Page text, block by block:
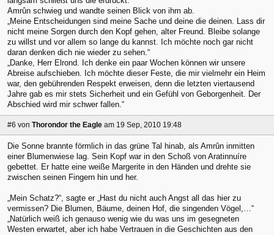
Amrûn schwieg und wandte seinen Blick von ihm ab.
„Meine Entscheidungen sind meine Sache und deine die deinen. Lass dir
nicht meine Sorgen durch den Kopf gehen, alter Freund. Bleibe solange
zu willst und vor allem so lange du kannst. Ich möchte noch gar nicht
daran denken dich nie wieder zu sehen.“
„Danke, Herr Elrond. Ich denke ein paar Wochen können wir unsere
Abreise aufschieben. Ich möchte dieser Feste, die mir vielmehr ein Heim
war, den gebührenden Respekt erweisen, denn die letzten viertausend
Jahre gab es mir stets Sicherheit und ein Gefühl von Geborgenheit. Der
Abschied wird mir schwer fallen.“
#6 von Thorondor the Eagle am 19 Sep, 2010 19:48
Die Sonne brannte förmlich in das grüne Tal hinab, als Amrûn inmitten
einer Blumenwiese lag. Sein Kopf war in den Schoß von Aratinnuíre
gebettet. Er hatte eine weiße Margerite in den Händen und drehte sie
zwischen seinen Fingern hin und her.
„Mein Schatz?“, sagte er „Hast du nicht auch Angst all das hier zu
vermissen? Die Blumen, Bäume, deinen Hof, die singenden Vögel,…“
„Natürlich weiß ich genauso wenig wie du was uns im gesegneten
Westen erwartet, aber ich habe Vertrauen in die Geschichten aus den